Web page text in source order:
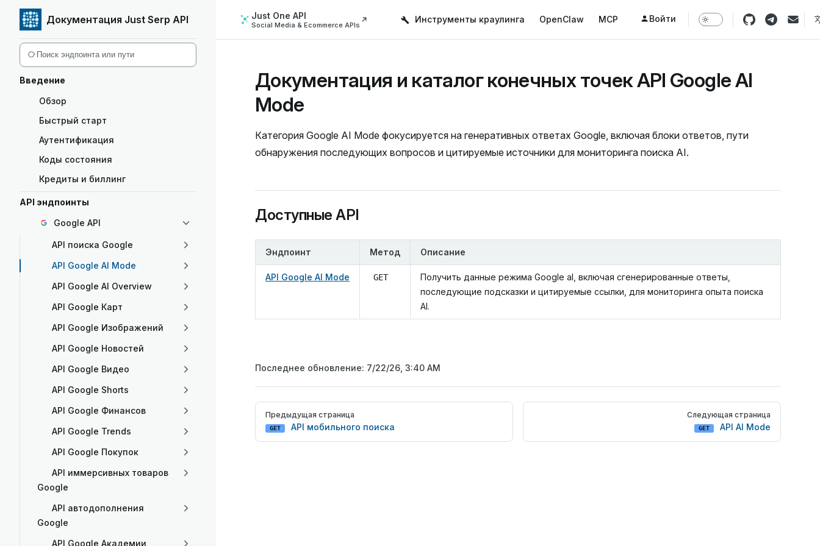
Перейти к содержимому
Документация Just Serp API Just One API
Social Media & Ecommerce APIs
Инструменты краулинга OpenClaw MCP Войти
Sidebar Navigation
Введение
Обзор
Быстрый старт
Аутентификация
Коды состояния
Кредиты и биллинг
API эндпоинты
Google API
API поиска Google
API Google AI Mode
API Google AI Overview
API Google Карт
API Google Изображений
API Google Новостей
API Google Видео
API Google Shorts
API Google Финансов
API Google Trends
API Google Покупок
API иммерсивных товаров
Google
API автодополнения
Google
API Google Академии
Документация и каталог конечных точек API Google AI
Mode
Категория Google AI Mode фокусируется на генеративных ответах Google, включая блоки ответов, пути
обнаружения последующих вопросов и цитируемые источники для мониторинга поиска AI.
Доступные API
Эндпоинт Метод Описание
API Google AI Mode GET
Получить данные режима Google aI, включая сгенерированные ответы,
последующие подсказки и цитируемые ссылки, для мониторинга опыта поиска
AI.
Последнее обновление: 7/22/26, 3:40 AM
Pager
Предыдущая страница
GET API мобильного поиска
Следующая страница
GET API AI Mode